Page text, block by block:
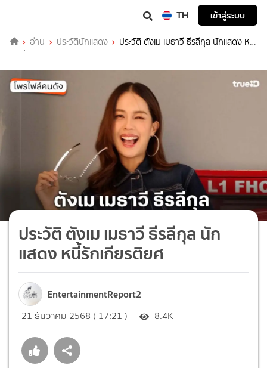
TH เข้าสู่ระบบ
อ่าน ประวัตินักแสดง
ประวัติ ตังเม เมธาวี ธีรลีกุล นักแสดง หนี้
รักเกียรติยศ
ประวัติ ตังเม เมธาวี ธีรลีกุล นัก
แสดง หนี้รักเกียรติยศ
EntertainmentReport2
21 ธันวาคม 2568 ( 17:21 ) 8.4K